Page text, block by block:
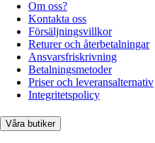
Om oss?
Kontakta oss
Försäljningsvillkor
Returer och återbetalningar
Ansvarsfriskrivning
Betalningsmetoder
Priser och leveransalternativ
Integritetspolicy
Våra butiker